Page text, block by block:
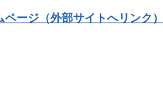
ページ（外部サイトへリンク）